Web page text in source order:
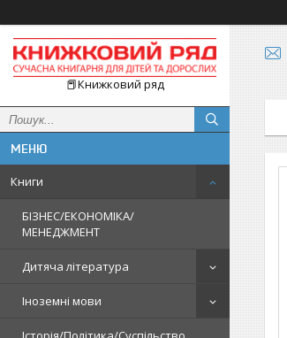
📕Книжковий ряд
Книги
БІЗНЕС/ЕКОНОМІКА/
МЕНЕДЖМЕНТ
Дитяча література
Іноземні мови